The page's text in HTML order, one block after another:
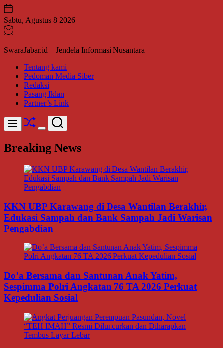
Skip
to
content
Sabtu, Agustus 8 2026
SwaraJabar.id – Jendela Informasi Nusantara
Tentang kami
Pedoman Media Siber
Redaksi
Pasang Iklan
Partner’s Link
Menu Shuffle
Switch
mode
Search
Breaking News
KKN UBP Karawang di Desa Wantilan Berakhir,
Edukasi Sampah dan Bank Sampah Jadi Warisan
Pengabdian
Do’a Bersama dan Santunan Anak Yatim,
Sespimma Polri Angkatan 76 TA 2026 Perkuat
Kepedulian Sosial